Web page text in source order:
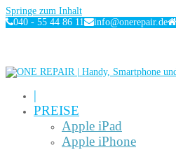
Springe zum Inhalt
040 - 55 44 86 11
info@onerepair.de
|
PREISE
Apple iPad
Apple iPhone